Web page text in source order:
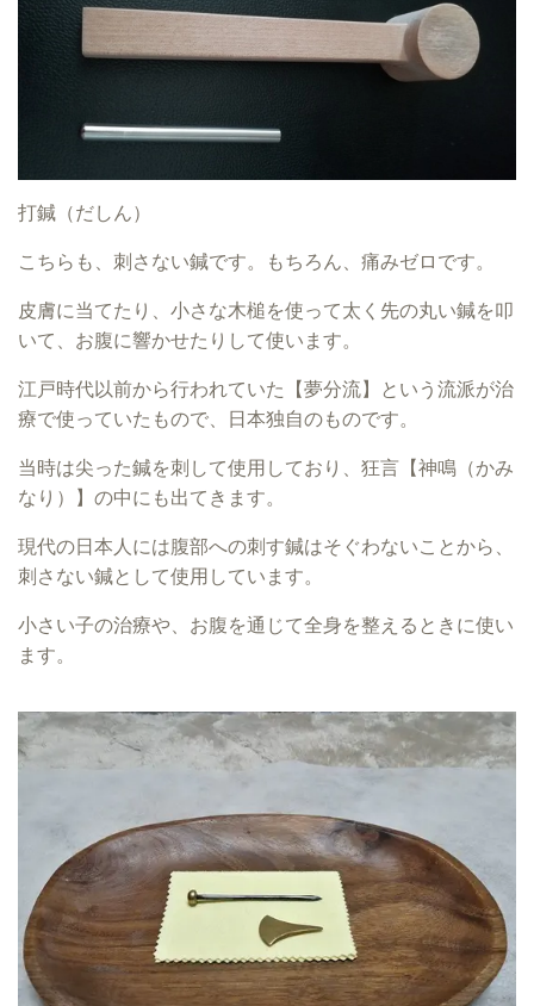
打鍼（だしん）
こちらも、刺さない鍼です。もちろん、痛みゼロです。
皮膚に当てたり、小さな木槌を使って太く先の丸い鍼を叩
いて、お腹に響かせたりして使います。
江戸時代以前から行われていた【夢分流】という流派が治
療で使っていたもので、日本独自のものです。
当時は尖った鍼を刺して使用しており、狂言【神鳴（かみ
なり）】の中にも出てきます。
現代の日本人には腹部への刺す鍼はそぐわないことから、
刺さない鍼として使用しています。
小さい子の治療や、お腹を通じて全身を整えるときに使い
ます。